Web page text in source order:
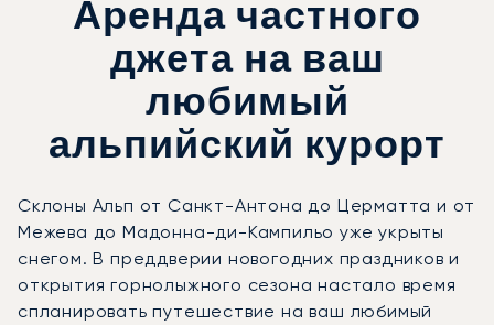
Аренда частного
джета на ваш
любимый
альпийский курорт
Склоны Альп от Санкт-Антона до Церматта и от
Межева до Мадонна-ди-Кампильо уже укрыты
снегом. В преддверии новогодних праздников и
открытия горнолыжного сезона настало время
спланировать путешествие на ваш любимый